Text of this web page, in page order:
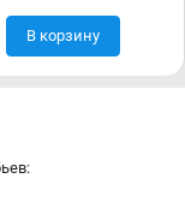
В корзину